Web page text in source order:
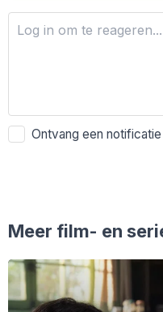
Ontvang een
Meer film- en